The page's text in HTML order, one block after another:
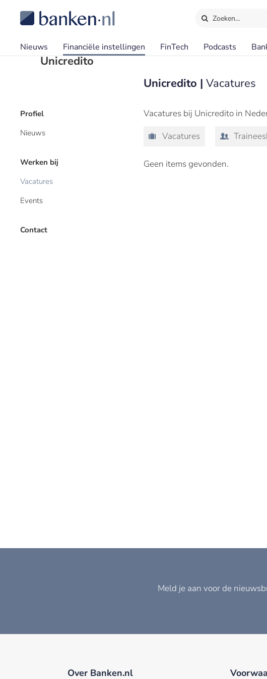
Zoeken…
Nieuws Financiële instellingen FinTech Podcasts
Unicredito
Profiel
Nieuws
Werken bij
Vacatures
Events
Contact
Unicredito | Vacatures
Vacatures bij Unicredito in
Vacatures
Geen items gevonden.
Meld je aan voor de
Over Banken.nl